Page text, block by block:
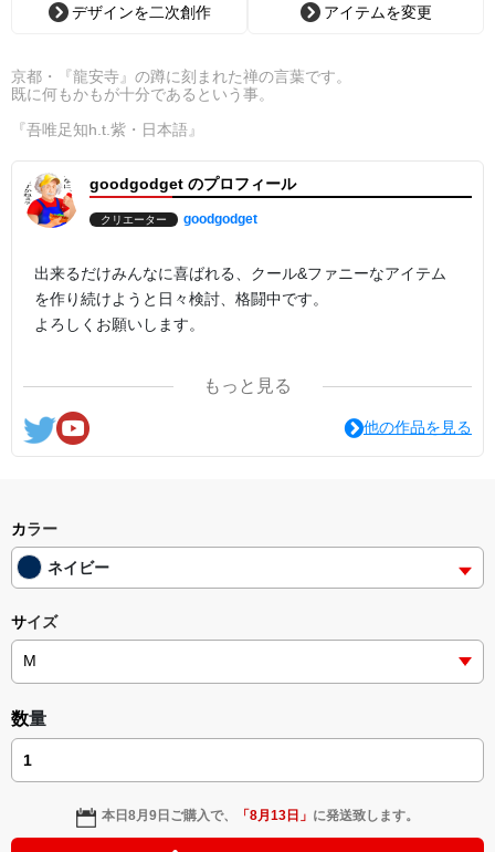
デザインを二次創作 アイテムを変更
京都・『龍安寺』の蹲に刻まれた禅の言葉です。
既に何もかもが十分であるという事。
『吾唯足知h.t.紫・日本語』
goodgodget のプロフィール
クリエーター goodgodget
出来るだけみんなに喜ばれる、クール&ファニーなアイテム
を作り続けようと日々検討、格闘中です。
よろしくお願いします。
ここの他にも『日日彼是色々面白可笑し。IN SUZURI』や
nichinichioo by BASE にも展開中。
コチラもよろしくお願いします。
もっと見る
他の作品を見る
カラー
ネイビー
サイズ
数量
本日8月9日 ご購入で、 「8月13日 」 に発送致します。